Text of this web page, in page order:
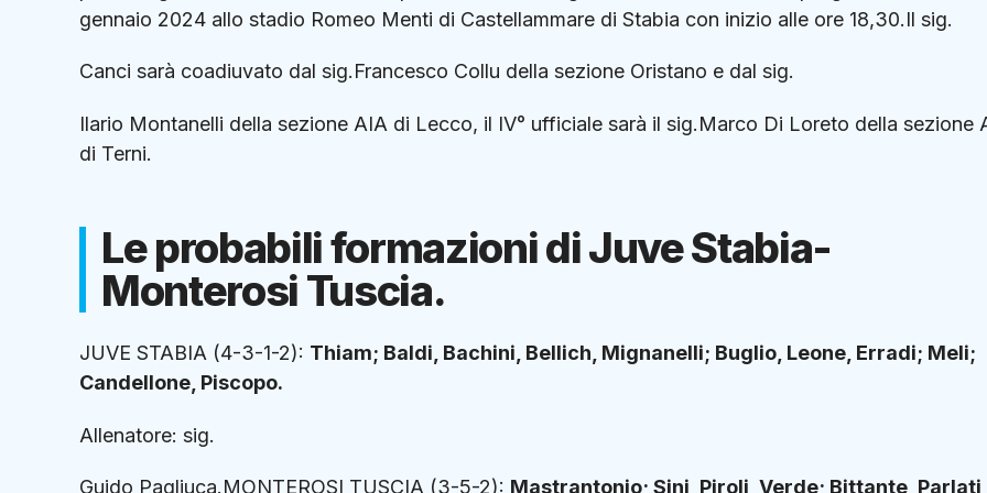
gennaio 2024 allo stadio Romeo Menti di Castellammare di Stabia con inizio alle ore 18,30.Il sig.
Canci sarà coadiuvato dal sig.Francesco Collu della sezione Oristano e dal sig.
Ilario Montanelli della sezione AIA di Lecco, il IV° ufficiale sarà il sig.Marco Di Loreto della sezione
di Terni.
Le probabili formazioni di Juve Stabia-
Monterosi Tuscia.
JUVE STABIA (4-3-1-2): Thiam; Baldi, Bachini, Bellich, Mignanelli; Buglio, Leone, Erradi; Meli;
Candellone, Piscopo.
Allenatore: sig.
Guido Pagliuca.MONTEROSI TUSCIA (3-5-2): Mastrantonio; Sini, Piroli, Verde; Bittante, Parlati,